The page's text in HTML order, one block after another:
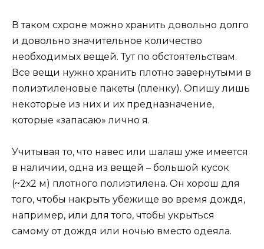
В таком схроне можно хранить довольно долго
и довольно значительное количество
необходимых вещей. Тут по обстоятельствам.
Все вещи нужно хранить плотно завернутыми в
полиэтиленовые пакеты (пленку). Опишу лишь
некоторые из них и их предназначение,
которые «запасаю» лично я.
Учитывая то, что навес или шалаш уже имеется
в наличии, одна из вещей – большой кусок
(~2х2 м) плотного полиэтилена. Он хорош для
того, чтобы накрыть убежище во время дождя,
например, или для того, чтобы укрыться
самому от дождя или ночью вместо одеяла.